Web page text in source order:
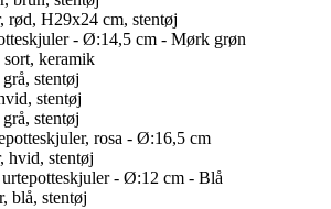
rød, H29x24 cm, stentøj
- Ø:14,5 cm - Mørk grøn
keramik
stentøj
stentøj
stentøj
rosa - Ø:16,5 cm
hvid, stentøj
- Ø:12 cm - Blå
blå, stentøj